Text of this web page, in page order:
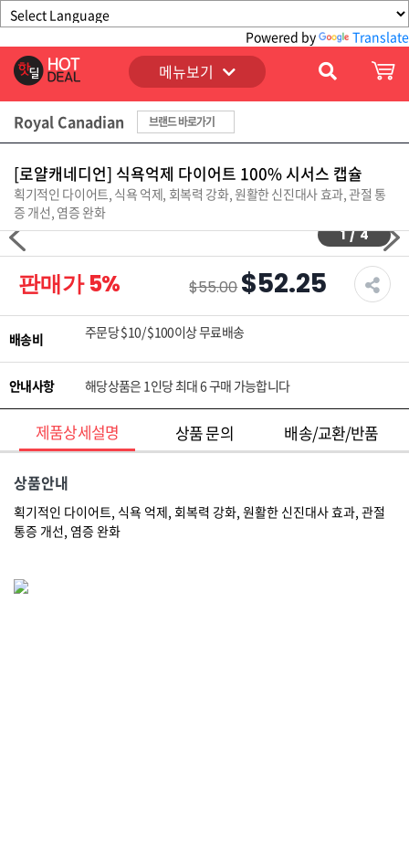
Powered by Translate
메뉴보기
Royal Canadian 브랜드 바로가기
[로얄캐네디언] 식욕억제 다이어트 100% 시서스 캡슐
획기적인 다이어트, 식욕 억제, 회복력 강화, 원활한 신진대사 효과, 관절 통
증 개선, 염증 완화
1 / 4
판매가5% $55.00 $52.25
배송비 주문당 $10/ $100이상 무료배송
안내사항 해당상품은 1인당 최대 6 구매 가능합니다
제품상세설명 상품 문의 배송/교환/반품
상품안내
획기적인 다이어트, 식욕 억제, 회복력 강화, 원활한 신진대사 효과, 관절
통증 개선, 염증 완화